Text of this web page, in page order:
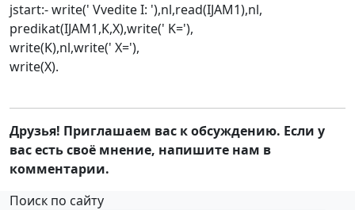
jstart:- write(' Vvedite I: '),nl,read(IJAM1),nl,
predikat(IJAM1,K,X),write(' K='),
write(K),nl,write(' X='),
write(X).
Друзья! Приглашаем вас к обсуждению. Если у
вас есть своё мнение, напишите нам в
комментарии.
Поиск по сайту